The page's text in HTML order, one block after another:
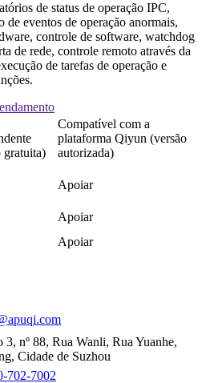
de status de operação IPC,
eventos de operação anormais,
controle de software, watchdog
de rede, controle remoto através da
de tarefas de operação e
gratuita)
Compatível com a
plataforma Qiyun (versão
autorizada)
Apoiar
Apoiar
Apoiar
nº 88, Rua Wanli, Rua Yuanhe,
Cidade de Suzhou
702-7002